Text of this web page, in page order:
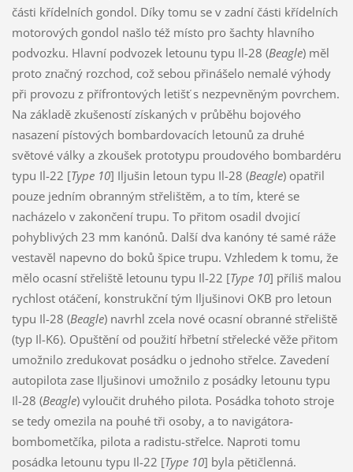
části křídelních gondol. Díky tomu se v zadní části křídelních
motorových gondol našlo též místo pro šachty hlavního
podvozku. Hlavní podvozek letounu typu Il-28 (Beagle) měl
proto značný rozchod, což sebou přinášelo nemalé výhody
při provozu z přífrontových letišť s nezpevněným povrchem.
Na základě zkušeností získaných v průběhu bojového
nasazení pístových bombardovacích letounů za druhé
světové války a zkoušek prototypu proudového bombardéru
typu Il-22 [Type 10] Iljušin letoun typu Il-28 (Beagle) opatřil
pouze jedním obranným střelištěm, a to tím, které se
nacházelo v zakončení trupu. To přitom osadil dvojicí
pohyblivých 23 mm kanónů. Další dva kanóny té samé ráže
vestavěl napevno do boků špice trupu. Vzhledem k tomu, že
mělo ocasní střeliště letounu typu Il-22 [Type 10] příliš malou
rychlost otáčení, konstrukční tým Iljušinovi OKB pro letoun
typu Il-28 (Beagle) navrhl zcela nové ocasní obranné střeliště
(typ Il-K6). Opuštění od použití hřbetní střelecké věže přitom
umožnilo zredukovat posádku o jednoho střelce. Zavedení
autopilota zase Iljušinovi umožnilo z posádky letounu typu
Il-28 (Beagle) vyloučit druhého pilota. Posádka tohoto stroje
se tedy omezila na pouhé tři osoby, a to navigátora-
bombometčíka, pilota a radistu-střelce. Naproti tomu
posádka letounu typu Il-22 [Type 10] byla pětičlenná.